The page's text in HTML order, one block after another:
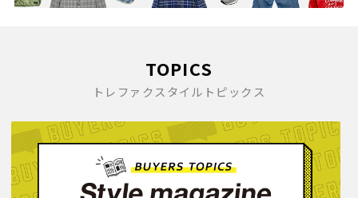
TOPICS
トレファクスタイルトピックス